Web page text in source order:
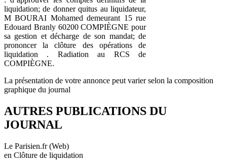
liquidation; de donner quitus au liquidateur,
M BOURAI Mohamed demeurant 15 rue
Edouard Branly 60200 COMPIÈGNE pour
sa gestion et décharge de son mandat; de
prononcer la clôture des opérations de
liquidation . Radiation au RCS de
COMPIÈGNE.
La présentation de votre annonce peut varier selon la composition
graphique du journal
AUTRES PUBLICATIONS DU
JOURNAL
Le Parisien.fr (Web)
en Clôture de liquidation